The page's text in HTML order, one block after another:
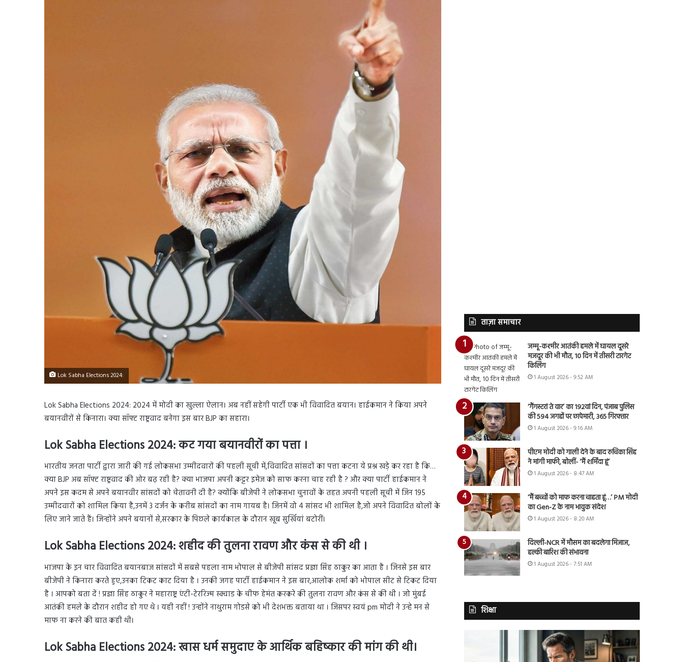
Lok Sabha Elections 2024:
Lok Sabha Elections 2024: 2024 में मोदी का खुल्ला ऐलान। अब नहीं सहेगी पार्टी एक भी विवादित बयान। हाईकमान ने किया अपने
बयानवीरों से किनारा। क्या सॉफ्ट राष्ट्रवाद बनेगा इस बार BJP का सहारा।
Lok Sabha Elections 2024: कट गया बयानवीरों का पत्ता ।
भारतीय जनता पार्टी द्वारा जारी की गई लोकसभा उम्मीदवारों की पहली सूची में,विवादित सांसदों का पत्ता कटना ये प्रश्न खड़े कर रहा है कि…
क्या BJP अब सॉफ्ट राष्ट्रवाद की ओर बढ़ रही है? क्या भाजपा अपनी कट्टर इमेज को साफ करना चाह रही है ? और क्या पार्टी हाईकमान ने
अपने इस कदम से अपने बयानवीर सांसदों को चेतावनी दी है? क्योंकि बीजेपी ने लोकसभा चुनावों के तहत अपनी पहली सूची में जिन 195
उम्मीदवारों को शामिल किया है,उनमें 3 दर्जन के करीब सांसदों का नाम गायब है। जिनमें वो 4 सांसद भी शामिल है,जो अपने विवादित बोलों के
लिए जाने जाते हैं। जिन्होंने अपने बयानों से,सरकार के पिछले कार्यकाल के दौरान खूब सुर्खियां बटोरीं।
Lok Sabha Elections 2024: शहीद की तुलना रावण और कंस से की थी ।
भाजपा के इन चार विवादित बयानबाज सांसदों में सबसे पहला नाम भोपाल से बीजेपी सांसद प्रज्ञा सिंह ठाकुर का आता है । जिनसे इस बार
बीजेपी ने किनारा करते हुए,उनका टिकट काट दिया है । उनकी जगह पार्टी हाईकमान ने इस बार,आलोक शर्मा को भोपाल सीट से टिकट दिया
है । आपको बता दें ! प्रज्ञा सिंह ठाकुर ने महाराष्ट्र एंटी-टेररिज्म स्क्वाड के चीफ हेमंत करकरे की तुलना रावण और कंस से की थी । जो मुंबई
आतंकी हमले के दौरान शहीद हो गए थे । यही नहीं ! उन्होंने नाथुराम गोडसे को भी देशभक्त बताया था । जिसपर स्वयं pm मोदी ने उन्हे मन से
माफ ना करने की बात कही थी।
Lok Sabha Elections 2024: खास धर्म समुदाए के आर्थिक बहिष्कार की मांग की थी।
ताज़ा समाचार
जम्मू-कश्मीर आतंकी हमले में घायल दूसरे
मजदूर की भी मौत, 10 दिन में तीसरी टारगेट
किलिंग
1 August 2026 - 9:52 AM
‘गैंगस्टरां ते वार’ का 192वां दिन, पंजाब पुलिस
की 594 जगहों पर छापेमारी, 365 गिरफ्तार
1 August 2026 - 9:16 AM
पीएम मोदी को गाली देने के बाद रुचिका सिंह
ने मांगी माफी, बोलीं- ‘मैं शर्मिंदा हूं’
1 August 2026 - 8:47 AM
‘मैं बच्चों को माफ करना चाहता हूं…’ PM मोदी
का Gen-Z के नाम भावुक संदेश
1 August 2026 - 8:20 AM
दिल्ली-NCR में मौसम का बदलेगा मिजाज,
हल्की बारिश की संभावना
1 August 2026 - 7:51 AM
शिक्षा